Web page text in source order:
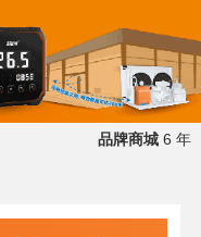
品牌商城 6 年